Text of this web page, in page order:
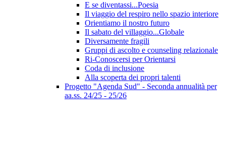
E se diventassi...Poesia
Il viaggio del respiro nello spazio interiore
Orientiamo il nostro futuro
Il sabato del villaggio...Globale
Diversamente fragili
Gruppi di ascolto e counseling relazionale
Ri-Conoscersi per Orientarsi
Coda di inclusione
Alla scoperta dei propri talenti
Progetto "Agenda Sud" - Seconda annualità per
aa.ss. 24/25 - 25/26